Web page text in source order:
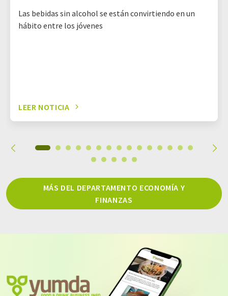
Las bebidas sin alcohol se están convirtiendo en un
hábito entre los jóvenes
LEER NOTICIA
MÁS DEL DEPARTAMENTO ECONOMÍA Y
FINANZAS